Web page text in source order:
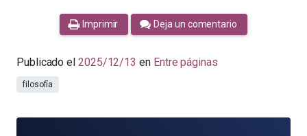
Imprimir Deja un comentario
Publicado el 2025/12/13 en Entre páginas
filosofía